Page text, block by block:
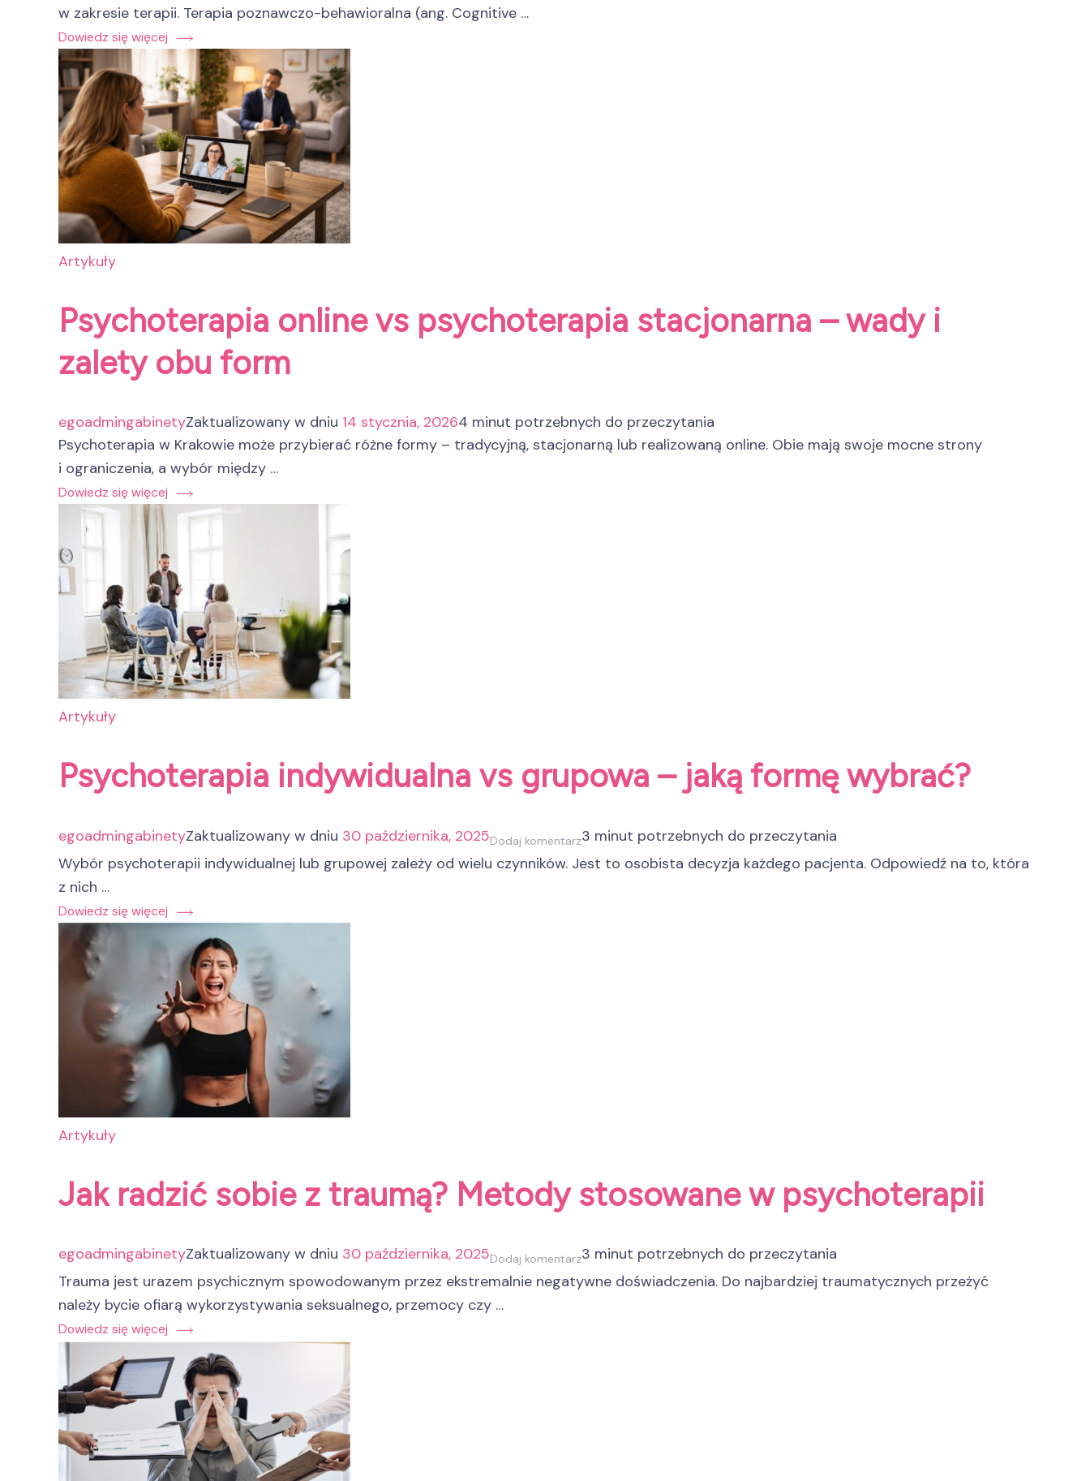
w zakresie terapii. Terapia poznawczo-behawioralna (ang. Cognitive …
Dowiedz się więcej
Artykuły
Psychoterapia online vs psychoterapia stacjonarna – wady i
zalety obu form
egoadmingabinetyZaktualizowany w dniu 14 stycznia, 20264 minut potrzebnych do przeczytania
Psychoterapia w Krakowie może przybierać różne formy – tradycyjną, stacjonarną lub realizowaną online. Obie mają swoje mocne strony
i ograniczenia, a wybór między …
Dowiedz się więcej
Artykuły
Psychoterapia indywidualna vs grupowa – jaką formę wybrać?
egoadmingabinetyZaktualizowany w dniu 30 października, 2025Dodaj komentarzdo
Psychoterapia
3 minut potrzebnych do przeczytania
Wybór psychoterapii indywidualnej lub grupowej zależy od wielu czynników. Jest to osobista decyzja każdego pacjenta. Odpowiedź na to, która
z nich …
Dowiedz się więcej
Artykuły
Jak radzić sobie z traumą? Metody stosowane w psychoterapii
egoadmingabinetyZaktualizowany w dniu 30 października, 2025Dodaj komentarzdo
Jak
3 minut potrzebnych do przeczytania
Trauma jest urazem psychicznym spowodowanym przez ekstremalnie negatywne doświadczenia. Do najbardziej traumatycznych przeżyć
należy bycie ofiarą wykorzystywania seksualnego, przemocy czy …
Dowiedz się więcej